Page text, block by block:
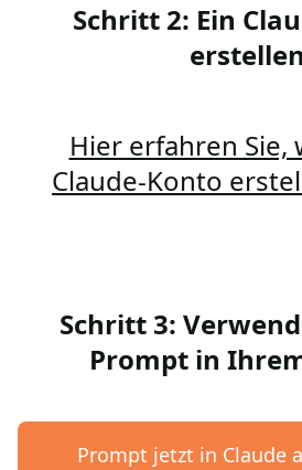
Schritt 2: Ein
erstellen
Hier erfahren Sie,
Claude-Konto
Schritt 3:
Prompt in
Prompt jetzt in Claude